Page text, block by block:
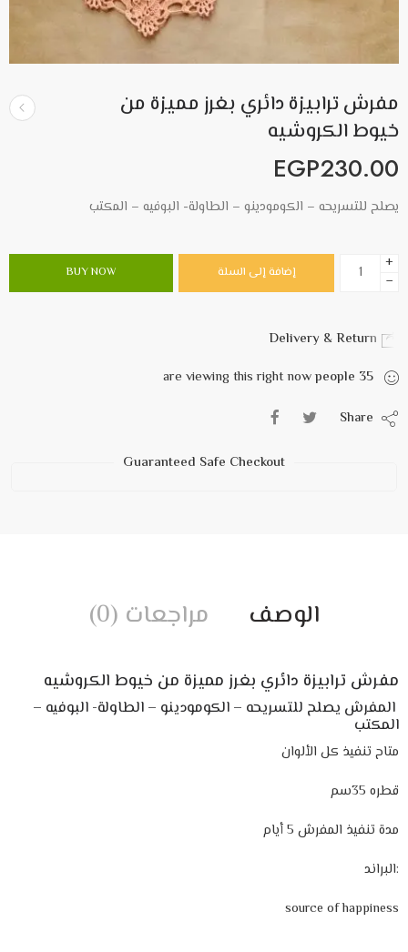
مفرش ترابيزة دائري بغرز مميزة من
خيوط الكروشيه
EGP230.00
يصلح للتسريحه – الكومودينو – الطاولة- البوفيه – المكتب
+
−
إضافة إلى السلة BUY NOW
35
people
Guaranteed Safe Checkout
الوصف مراجعات (0)
مفرش ترابيزة دائري بغرز مميزة من خيوط الكروشيه
المفرش يصلح للتسريحه – الكومودينو – الطاولة- البوفيه –
المكتب
متاح تنفيذ كل الألوان
قطره 35سم
مدة تنفيذ المفرش 5 أيام
:البراند
source of happiness